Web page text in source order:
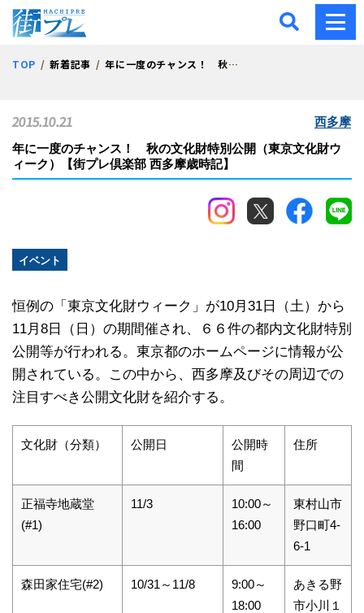
街プレ -東京・西多摩の
TOP 新着記事 年に一度のチャンス！ 秋の文化財特別公開（東京文化財ウィーク）【街プレ倶楽部 西多摩歳時記】
年に一度のチャンス！ 秋の文化財特別公開（東京文化財ウ
ィーク）【街プレ倶楽部 西多摩歳時記】
イベント
2015.10.21 西多摩
恒例の「東京文化財ウィーク」が10月31日（土）から
11月8日（日）の期間催され、６６件の都内文化財特別
公開等が行われる。東京都のホームページに情報が公
開されている。この中から、西多摩及びその周辺での
注目すべき公開文化財を紹介する。
文化財（分類） 公開日
公開時
間
住所
正福寺地蔵堂
(#1)
11/3
10:00～
16:00
東村山市
野口町4-
6-1
森田家住宅(#2) 10/31～11/8
9:00～
18:00
あきる野
市小川１